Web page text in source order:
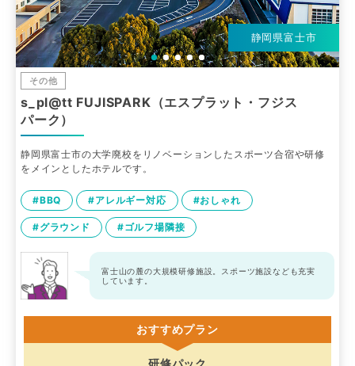
静岡県富士市
その他
s_pl@tt FUJISPARK（エスプラット・フジス
パーク）
静岡県富士市の大学廃校をリノベーションしたスポーツ合宿や研修
をメインとしたホテルです。
#BBQ #アレルギー対応 #おしゃれ
#グラウンド #ゴルフ場隣接
富士山の麓の大規模研修施設。スポーツ施設なども充実
しています。
おすすめプラン